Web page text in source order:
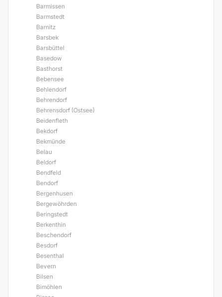
Barmissen
Barmstedt
Barnitz
Barsbek
Barsbüttel
Basedow
Basthorst
Bebensee
Behlendorf
Behrendorf
Behrensdorf (Ostsee)
Beidenfleth
Bekdorf
Bekmünde
Belau
Beldorf
Bendfeld
Bendorf
Bergenhusen
Bergewöhrden
Beringstedt
Berkenthin
Beschendorf
Besdorf
Besenthal
Bevern
Bilsen
Bimöhlen